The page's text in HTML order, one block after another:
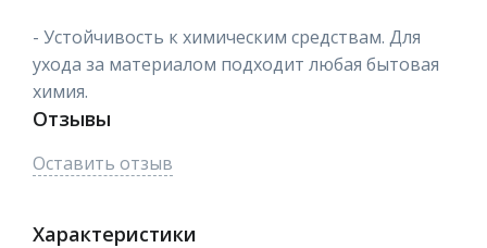
- Устойчивость к химическим средствам. Для
ухода за материалом подходит любая бытовая
химия.
Отзывы
Оставить отзыв
Характеристики